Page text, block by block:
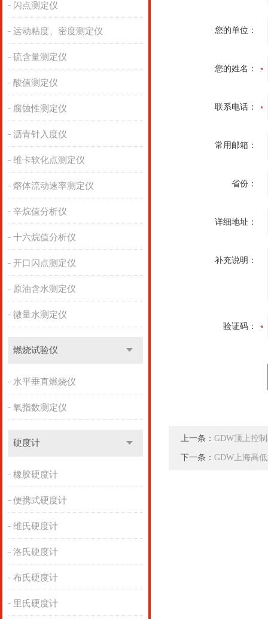
闪点测定仪
运动粘度、密度测定仪
硫含量测定仪
酸值测定仪
腐蚀性测定仪
沥青针入度仪
维卡软化点测定仪
熔体流动速率测定仪
辛烷值分析仪
十六烷值分析仪
开口闪点测定仪
原油含水测定仪
微量水测定仪
燃烧试验仪
水平垂直燃烧仪
氧指数测定仪
硬度计
橡胶硬度计
便携式硬度计
维氏硬度计
洛氏硬度计
布氏硬度计
里氏硬度计
您的单位：
您的姓名：
联系电话：
常用邮箱：
省份：
详细地址：
补充说明：
验证码：
上一条： GDW顶上控
下一条： GDW上海高